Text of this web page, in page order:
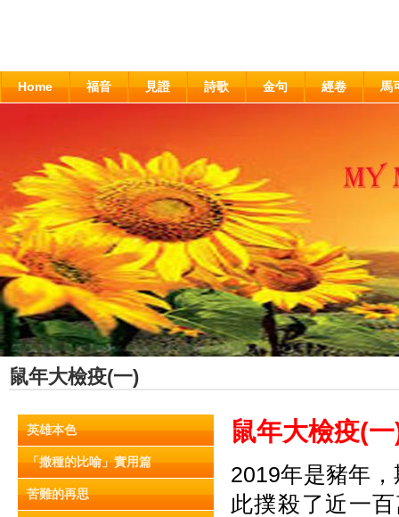
Home 福音 見證 詩歌 金句 經卷 馬
鼠年大檢疫(一)
英雄本色
「撒種的比喻」實用篇
苦難的再思
鼠年大檢疫(
2019年是豬年
此撲殺了近一